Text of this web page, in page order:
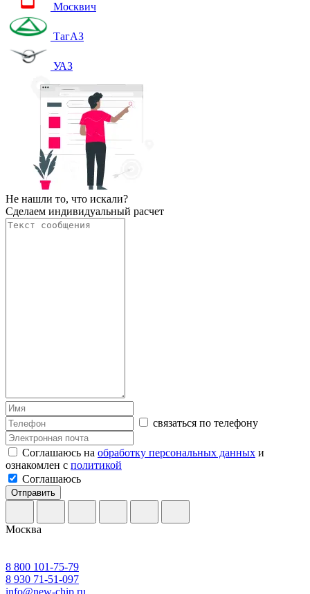
Москвич
ТагАЗ
УАЗ
Не нашли то, что искали?
Сделаем индивидуальный расчет
связаться по телефону
Соглашаюсь на обработку персональных данных и
ознакомлен с политикой
Соглашаюсь
Отправить
Москва
8 800 101-75-79
8 930 71-51-097